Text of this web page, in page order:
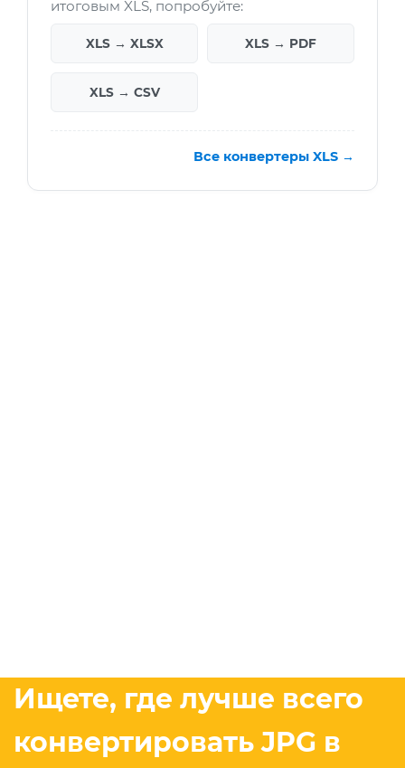
итоговым XLS, попробуйте:
XLS → XLSX XLS → PDF
XLS → CSV
Все конвертеры XLS →
Ищете, где лучше всего
конвертировать JPG в